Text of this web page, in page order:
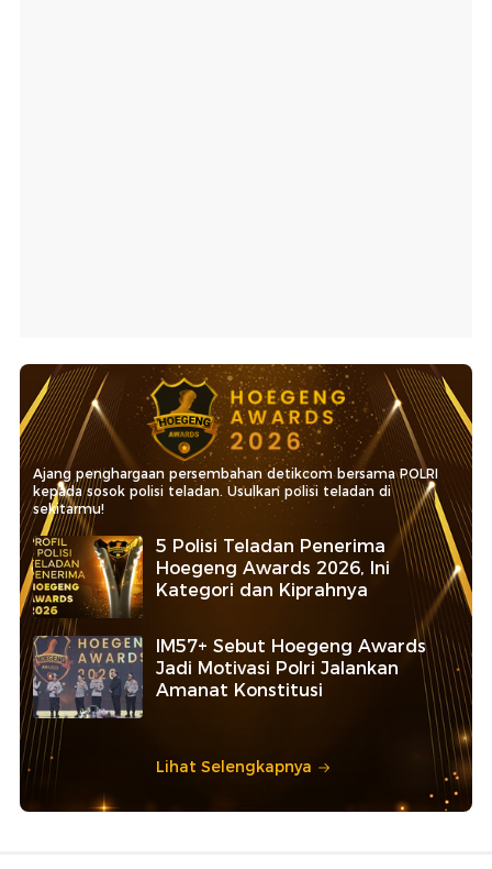
Ajang penghargaan persembahan detikcom bersama POLRI
kepada sosok polisi teladan. Usulkan polisi teladan di
sekitarmu!
5 Polisi Teladan Penerima
Hoegeng Awards 2026, Ini
Kategori dan Kiprahnya
IM57+ Sebut Hoegeng Awards
Jadi Motivasi Polri Jalankan
Amanat Konstitusi
Lihat Selengkapnya